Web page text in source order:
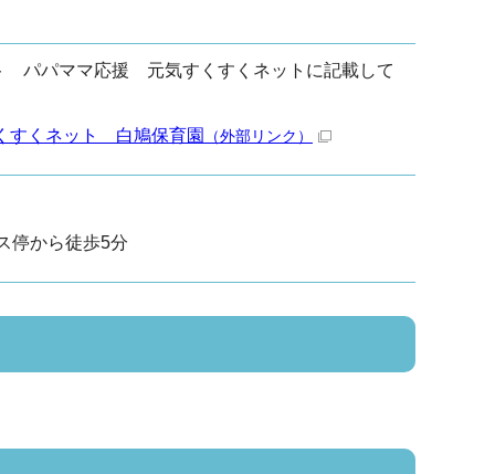
パパママ応援 元気すくすくネットに記載して
すくネット 白鳩保育園 （外部リンク）
停から徒歩5分